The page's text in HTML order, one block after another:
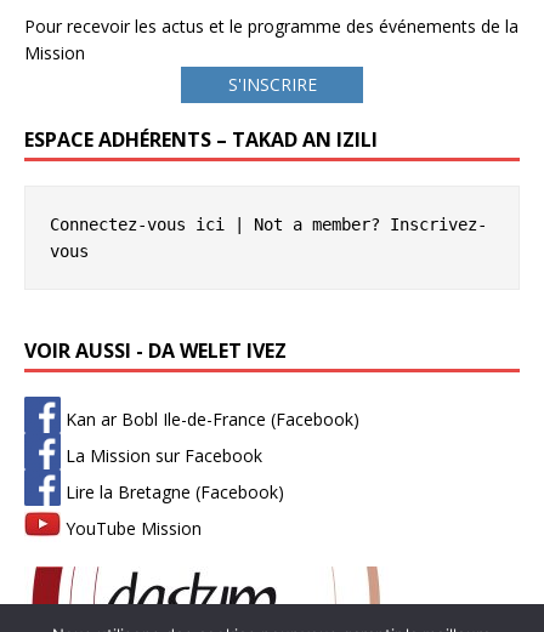
Pour recevoir les actus et le programme des événements de la
Mission
S'INSCRIRE
ESPACE ADHÉRENTS – TAKAD AN IZILI
Connectez-vous ici | Not a member? Inscrivez-
vous
VOIR AUSSI - DA WELET IVEZ
Kan ar Bobl Ile-de-France (Facebook)
La Mission sur Facebook
Lire la Bretagne (Facebook)
YouTube Mission